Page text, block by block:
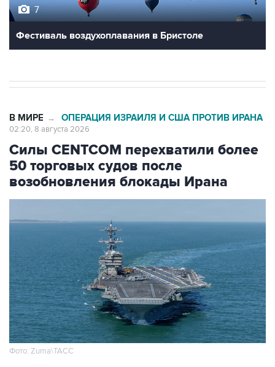
7
Фестиваль воздухоплавания в Бристоле
В МИРЕ → ОПЕРАЦИЯ ИЗРАИЛЯ И США ПРОТИВ ИРАНА
02:20, 8 августа 2026
Силы CENTCOM перехватили более
50 торговых судов после
возобновления блокады Ирана
Фото: Zuma\ТАСС